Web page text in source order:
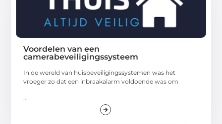
Voordelen van een
camerabeveiligingssysteem
In de wereld van huisbeveiligingssystemen was het
vroeger zo dat een inbraakalarm voldoende was om
...